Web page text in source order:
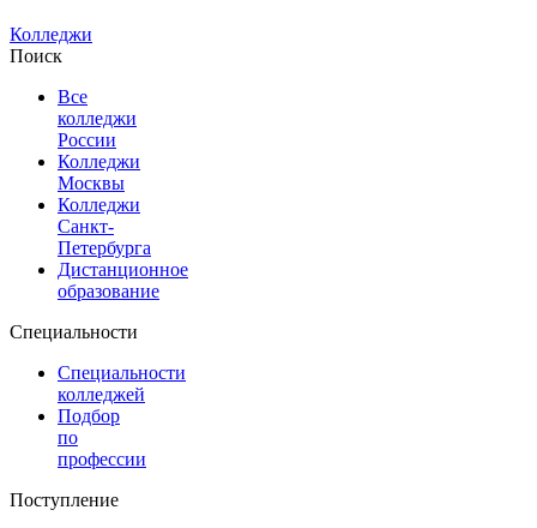
Колледжи
Поиск
Все
колледжи
России
Колледжи
Москвы
Колледжи
Санкт-
Петербурга
Дистанционное
образование
Специальности
Специальности
колледжей
Подбор
по
профессии
Поступление